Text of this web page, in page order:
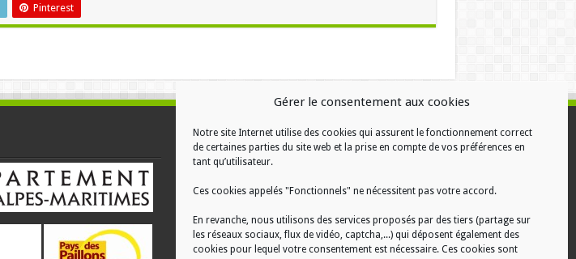
Gérer le consentement aux cookies
Notre site Internet utilise des cookies qui assurent le fonctionnement correct
de certaines parties du site web et la prise en compte de vos préférences en
tant qu’utilisateur.
Ces cookies appelés "Fonctionnels" ne nécessitent pas votre accord.
En revanche, nous utilisons des services proposés par des tiers (partage sur
les réseaux sociaux, flux de vidéo, captcha,...) qui déposent également des
cookies pour lequel votre consentement est nécessaire. Ces cookies sont
Pinterest
RÉALISATION